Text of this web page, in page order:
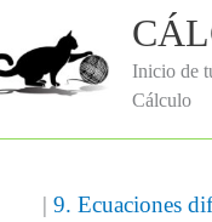
contenido
Inicio de
Cálculo
| 9. Ecuaciones